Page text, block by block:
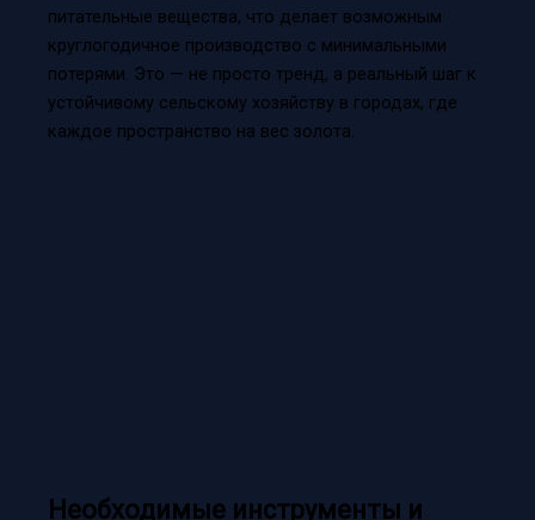
питательные вещества, что делает возможным
круглогодичное производство с минимальными
потерями. Это — не просто тренд, а реальный шаг к
устойчивому сельскому хозяйству в городах, где
каждое пространство на вес золота.
Необходимые инструменты и